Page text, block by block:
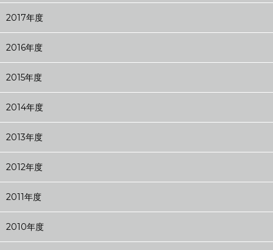
2017年度
2016年度
2015年度
2014年度
2013年度
2012年度
2011年度
2010年度